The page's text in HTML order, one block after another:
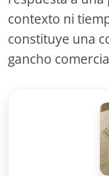
contexto ni
constituye una
gancho